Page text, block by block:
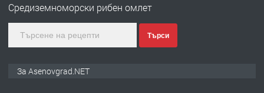
Средиземноморски рибен омлет
Търси
За Asenovgrad.NET